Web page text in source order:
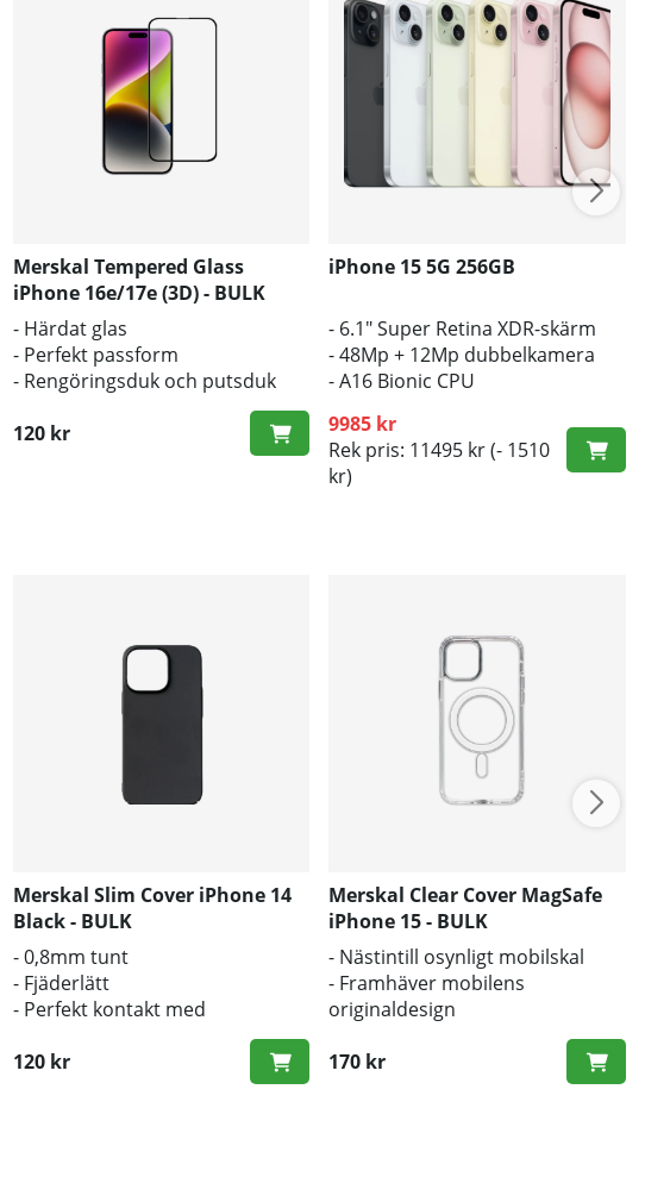
Merskal Tempered Glass
iPhone 16e/17e (3D) - BULK
- Härdat glas
- Perfekt passform
- Rengöringsduk och putsduk
120 kr
iPhone 15 5G 256GB
- 6.1" Super Retina XDR-skärm
- 48Mp + 12Mp dubbelkamera
- A16 Bionic CPU
9985 kr
Rek pris: 11495 kr(- 1510
kr)
Merskal Slim Cover iPhone 14
Black - BULK
- 0,8mm tunt
- Fjäderlätt
- Perfekt kontakt med
120 kr
Merskal Clear Cover MagSafe
iPhone 15 - BULK
- Nästintill osynligt mobilskal
- Framhäver mobilens
originaldesign
- Bra skydd mot smuts och repor
170 kr